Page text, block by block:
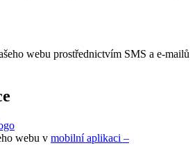
webu prostřednictvím SMS a e-mailů
webu v mobilní aplikaci –